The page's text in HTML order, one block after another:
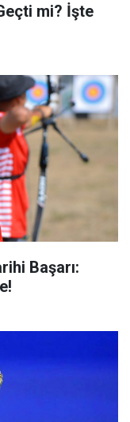
mi? İşte
Başarı: